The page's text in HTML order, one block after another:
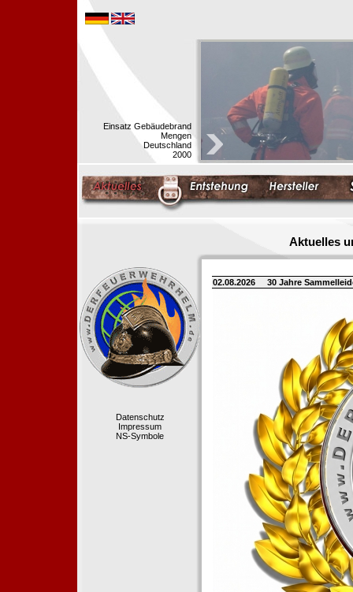
Einsatz Gebäudebrand
Mengen
Deutschland
2000
Aktuelles
Datenschutz
Impressum
NS-Symbole
02.08.2026 30 Jahre